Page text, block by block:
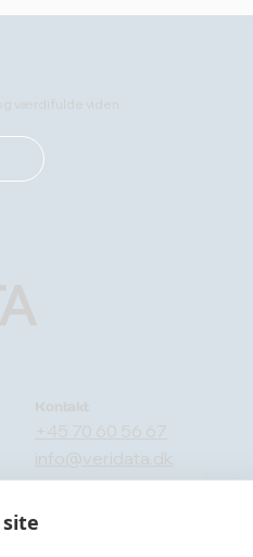
info@veridata.dk
Send en besked